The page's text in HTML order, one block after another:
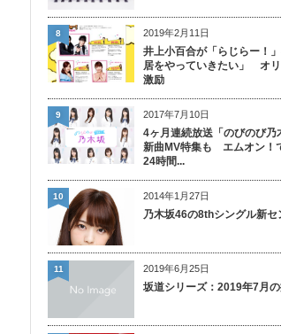
2019年2月11日
井上小百合が「らじらー！
居をやっていきたい」 オ
激励
8
2017年7月10日
4ヶ月連続放送「のびのび乃
新曲MV特集も エムオン！
24時間...
9
2014年1月27日
乃木坂46の8thシングル新
10
2019年6月25日
坂道シリーズ：2019年7月
11